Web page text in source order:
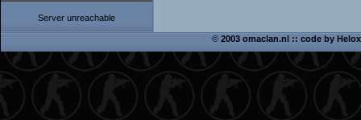
Server unreachable
© 2003 omaclan.nl :: code by Helox